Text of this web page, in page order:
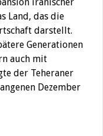
Land, das die
darstellt.
Generationen
auch mit
der Teheraner
Dezember